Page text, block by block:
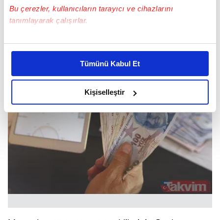
Bu çerezler, kullanıcıların tarayıcı ve cihazlarını
tanımlayarak çalışırlar.
Bu çerezlere izin vermeniz halinde sizlere özel
daha iyi reklam deneyimi yaşatabiliriz. Bunu yaparken
amacımızın size daha iyi bir reklam deneyimi sunmak
olduğunu ve sizlere en iyi içerikleri sunabilmek adına
elimizden gelen çabayı gösterdiğimizi ve bu noktada,
reklamların maliyetlerimizi karşılamak noktasında tek gelir
kalemimiz olduğunu sizlere hatırlatmak isteriz.
Her halükârda, kullanıcılar, bu çerezlere izin vermedikleri
takdirde, kullanıcılara hedefli reklamlar
Sitemizde kendimize ve üçüncü kişilere ait çerezler
Tümünü Kabul Et
Kişiselleştir